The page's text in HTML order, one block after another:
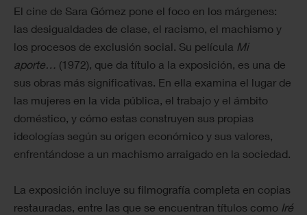
El cine de Sara Gómez pone el foco en los márgenes:
las desigualdades de clase, el racismo, el machismo y
los procesos de exclusión social. Su película Mi
aporte… (1972), que da título a la exposición, es una de
sus obras más significativas. En ella examina el lugar de
las mujeres en la vida pública, el trabajo y el ámbito
doméstico, y cómo estas construyen sus propias
ideologías según su origen económico y sus valores,
enfrentándose a un machismo arraigado en la sociedad.
La exposición incluye su filmografía completa en copias
restauradas, entre las que se encuentran títulos como Iré